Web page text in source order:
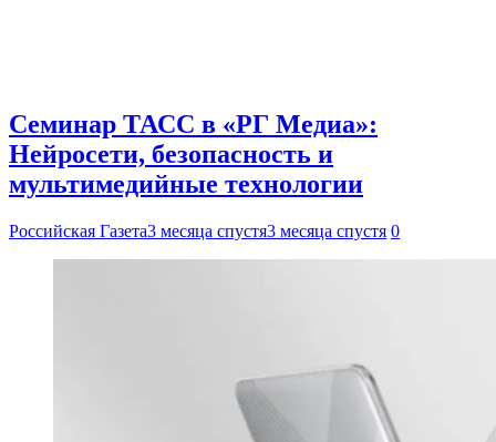
Семинар ТАСС в «РГ Медиа»:
Нейросети, безопасность и
мультимедийные технологии
Российская Газета3 месяца спустя3 месяца спустя 0